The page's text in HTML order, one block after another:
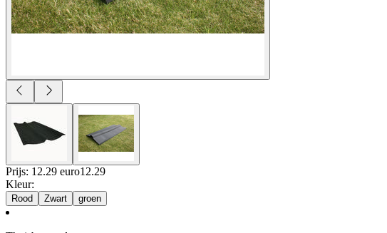
Prijs: 12.29 euro12.29
Kleur:
Rood Zwart groen